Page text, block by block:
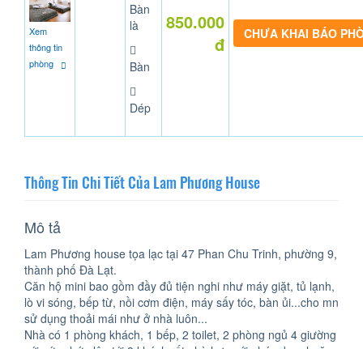
Xem
thông tin
phòng
Bàn
là
Bàn
Dép
850.000
đ
CHƯA KHAI BÁO
Thông Tin Chi Tiết Của Lam Phương House
Mô tả
Lam Phương house tọa lạc tại 47 Phan Chu Trinh, phường 9,
thành phố Đà Lạt.
Căn hộ mini bao gồm đầy đủ tiện nghi như máy giặt, tủ lạnh,
lò vi sóng, bếp từ, nồi cơm điện, máy sấy tóc, bàn ủi...cho mn
sử dụng thoải mái như ở nhà luôn...
Nhà có 1 phòng khách, 1 bếp, 2 toilet, 2 phòng ngủ 4 giường